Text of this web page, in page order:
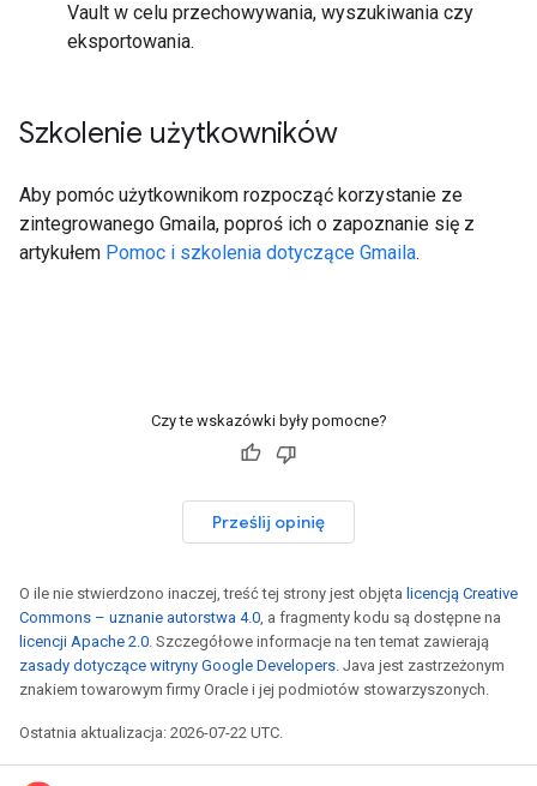
Vault w celu przechowywania, wyszukiwania czy
eksportowania.
Szkolenie użytkowników
Aby pomóc użytkownikom rozpocząć korzystanie ze
zintegrowanego Gmaila, poproś ich o zapoznanie się z
artykułem Pomoc i szkolenia dotyczące Gmaila.
Czy te wskazówki były pomocne?
Prześlij opinię
O ile nie stwierdzono inaczej, treść tej strony jest objęta licencją Creative
Commons – uznanie autorstwa 4.0, a fragmenty kodu są dostępne na
licencji Apache 2.0. Szczegółowe informacje na ten temat zawierają
zasady dotyczące witryny Google Developers. Java jest zastrzeżonym
znakiem towarowym firmy Oracle i jej podmiotów stowarzyszonych.
Ostatnia aktualizacja: 2026-07-22 UTC.